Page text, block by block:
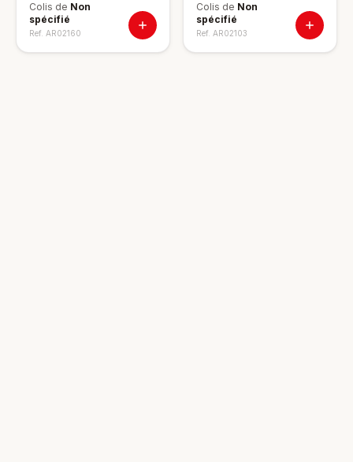
Colis de Non
spécifié
Ref. AR02160
Colis de Non
spécifié
Ref. AR02103